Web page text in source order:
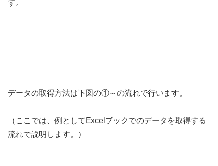
す。
データの取得方法は下図の①～の流れで行います。
（ここでは、例としてExcelブックでのデータを取得する
流れで説明します。）